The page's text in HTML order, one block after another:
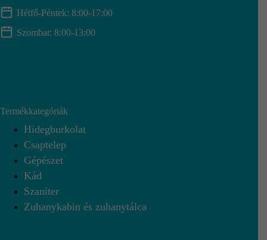
Hétfő-Péntek: 8:00-17:00
Szombat: 8:00-13:00
Termékkategóriák
Hidegburkolat
Csaptelep
Gépészet
Kád
Szaniter
Zuhanykabin és zuhanytálca